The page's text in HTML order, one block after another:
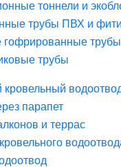
тоннели и
трубы ПВХ и
трубы
кровельный
парапет
и террас